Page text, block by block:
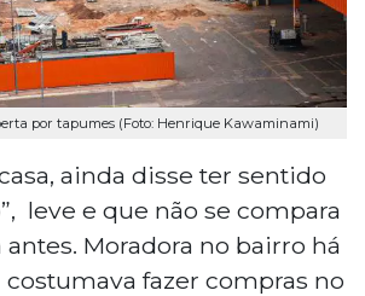
por tapumes (Foto: Henrique Kawaminami)
ainda disse ter sentido
leve e que não se compara
antes. Moradora no bairro há
costumava fazer compras no